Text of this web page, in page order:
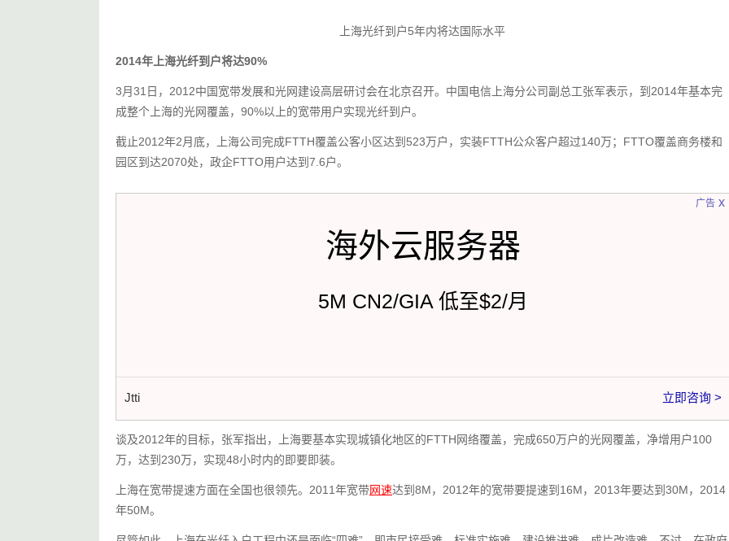
上海光纤到户5年内将达国际水平
2014年上海光纤到户将达90%
3月31日，2012中国宽带发展和光网建设高层研讨会在北京召开。中国电信上海分公司副总工张军表示，到2014年基本完
成整个上海的光网覆盖，90%以上的宽带用户实现光纤到户。
截止2012年2月底，上海公司完成FTTH覆盖公客小区达到523万户，实装FTTH公众客户超过140万；FTTO覆盖商务楼和
园区到达2070处，政企FTTO用户达到7.6户。
广告
海外云服务器
5M CN2/GIA 低至$2/月
Jtti 立即咨询 >
x
谈及2012年的目标，张军指出，上海要基本实现城镇化地区的FTTH网络覆盖，完成650万户的光网覆盖，净增用户100
万，达到230万，实现48小时内的即要即装。
上海在宽带提速方面在全国也很领先。2011年宽带网速达到8M，2012年的宽带要提速到16M，2013年要达到30M，2014
年50M。